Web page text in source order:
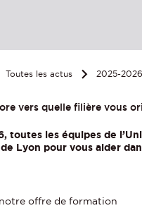
Toutes les actus 2025-2026
vers quelle filière vous
toutes les équipes de
de Lyon pour vous aider
notreoffre de formation